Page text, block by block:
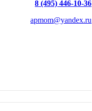
8 (495) 446-10-36
apmom@yandex.ru